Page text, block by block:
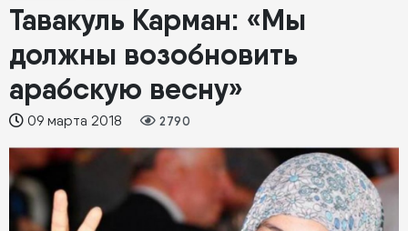
Тавакуль Карман: «Мы
должны возобновить
арабскую весну»
09 марта 2018 2790